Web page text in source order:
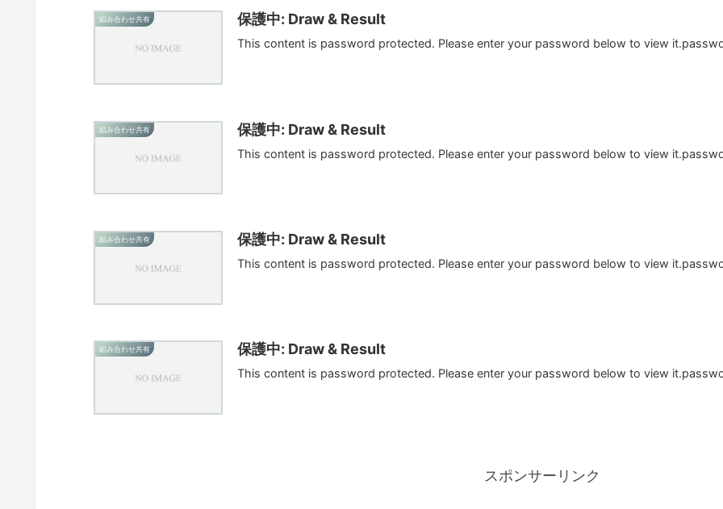
組み合わせ共有 保護中: Draw & Result
This content is password protected. Please enter your password below to view
組み合わせ共有 保護中: Draw & Result
This content is password protected. Please enter your password below to view
組み合わせ共有 保護中: Draw & Result
This content is password protected. Please enter your password below to view
組み合わせ共有 保護中: Draw & Result
This content is password protected. Please enter your password below to view
スポンサーリンク